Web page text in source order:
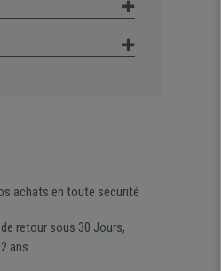
achats en toute sécurité
retour sous 30 Jours,
ans